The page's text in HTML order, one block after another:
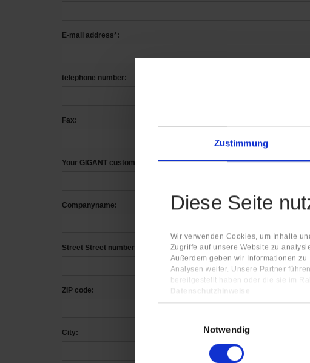
Zustimmung
Diese Seite
Wir verwenden Cookies, um Inhalte
Zugriffe auf unsere Website zu
Außerdem geben wir Informationen
Analysen weiter. Unsere Partner
bereitgestellt haben oder die sie im
Datenschutzhinweise
Impressum
Notwendig
E-mail address*:
telephone number:
Fax:
Your GIGANT customer no:
Companyname:
Street Street number:
ZIP code:
City: